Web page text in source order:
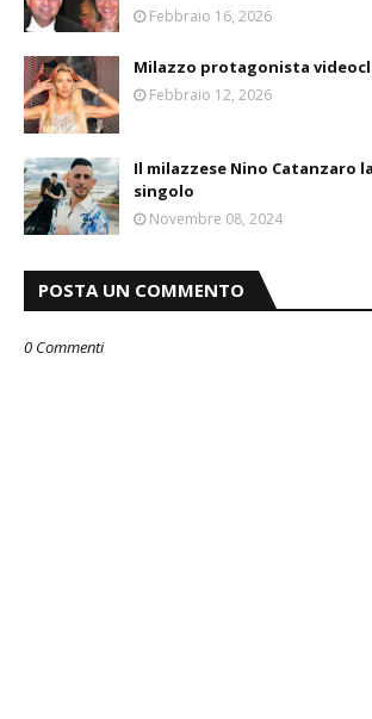
Febbraio 16, 2026
Milazzo protagonista
Febbraio 12, 2026
Il milazzese Nino Catanzaro
singolo
Novembre 08, 2024
POSTA UN COMMENTO
0 Commenti